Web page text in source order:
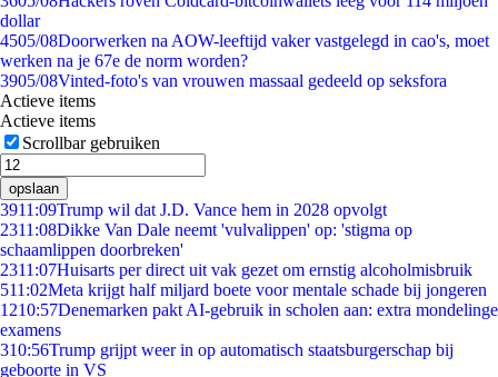
dollar
4505/08Doorwerken na AOW-leeftijd vaker vastgelegd in cao's, moet
werken na je 67e de norm worden?
3905/08Vinted-foto's van vrouwen massaal gedeeld op seksfora
Actieve items
Actieve items
Scrollbar gebruiken
opslaan
3911:09Trump wil dat J.D. Vance hem in 2028 opvolgt
2311:08Dikke Van Dale neemt 'vulvalippen' op: 'stigma op
schaamlippen doorbreken'
2311:07Huisarts per direct uit vak gezet om ernstig alcoholmisbruik
511:02Meta krijgt half miljard boete voor mentale schade bij jongeren
1210:57Denemarken pakt AI-gebruik in scholen aan: extra mondelinge
examens
310:56Trump grijpt weer in op automatisch staatsburgerschap bij
geboorte in VS